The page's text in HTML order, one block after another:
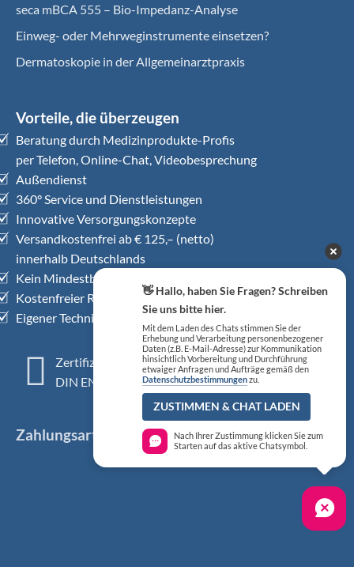
seca mBCA 555 – Bio-Impedanz-Analyse
Einweg- oder Mehrweginstrumente einsetzen?
Dermatoskopie in der Allgemeinarztpraxis
Vorteile, die überzeugen
Beratung durch Medizinprodukte-Profis
per Telefon, Online-Chat, Videobesprechung
Außendienst
360° Service und Dienstleistungen
Innovative Versorgungskonzepte
Versandkostenfrei ab € 125,– (netto)
innerhalb Deutschlands
Kein Mindestbestellwert
Kostenfreier Rückholservice
Eigener Technischer Kundendienst
Zertifiziertes QM-System
DIN EN ISO 13485
Zahlungsarten
👋 Hallo, haben Sie Fragen? Schreiben
Sie uns bitte hier.
Mit dem Laden des Chats stimmen Sie der
Erhebung und Verarbeitung personenbezogener
Daten (z.B. E-Mail-Adresse) zur Kommunikation
hinsichtlich Vorbereitung und Durchführung
etwaiger Anfragen und Aufträge gemäß den
Datenschutzbestimmungenzu.
ZUSTIMMEN & CHAT LADEN
Nach Ihrer Zustimmung klicken Sie zum
Starten auf das aktive Chatsymbol.